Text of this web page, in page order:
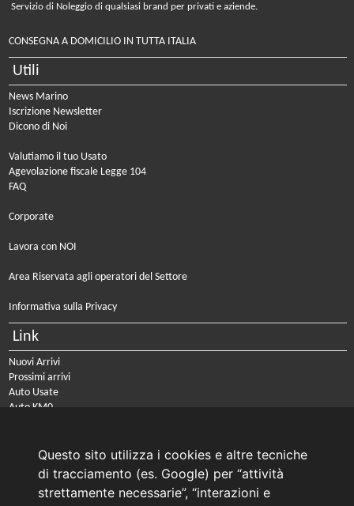
Questo sito utilizza i cookies e altre tecniche
di tracciamento (es. Google) per “attività
strettamente necessarie”, “interazioni e
Servizio di Noleggio di qualsiasi brand per privati e aziende.
CONSEGNA A DOMICILIO IN TUTTA ITALIA
Utili
News Marino
Iscrizione Newsletter
Dicono di Noi
Valutiamo il tuo Usato
Agevolazione fiscale Legge 104
FAQ
Corporate
Lavora con NOI
Area Riservata agli operatori del Settore
Informativa sulla Privacy
Link
Nuovi Arrivi
Prossimi arrivi
Auto Usate
Auto KM0
PRENOTA IL TUO INTERVENTO DI OFFICINA
PRENOTA LA REVISIONE DELLA TUA AUTO